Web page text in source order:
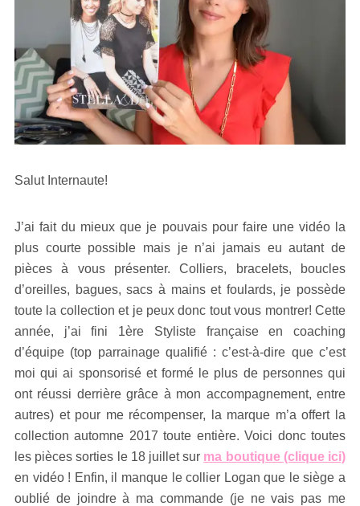
Salut Internaute!
J’ai fait du mieux que je pouvais pour faire une vidéo la
plus courte possible mais je n’ai jamais eu autant de
pièces à vous présenter. Colliers, bracelets, boucles
d’oreilles, bagues, sacs à mains et foulards, je possède
toute la collection et je peux donc tout vous montrer! Cette
année, j’ai fini 1ère Styliste française en coaching
d’équipe (top parrainage qualifié : c’est-à-dire que c’est
moi qui ai sponsorisé et formé le plus de personnes qui
ont réussi derrière grâce à mon accompagnement, entre
autres) et pour me récompenser, la marque m’a offert la
collection automne 2017 toute entière. Voici donc toutes
les pièces sorties le 18 juillet sur ma boutique (clique ici)
en vidéo ! Enfin, il manque le collier Logan que le siège a
oublié de joindre à ma commande (je ne vais pas me